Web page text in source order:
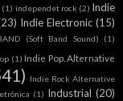
(1) independet rock (2) Indie
Indie Electronic (15)
(Soft Band Sound) (1)
(1) Indie Pop. Alternative
Indie Rock Alternative
(1) Industrial (20)